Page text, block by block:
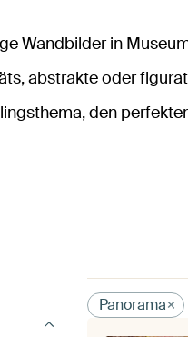
Wandbilder in
abstrakte oder
den
Panorama